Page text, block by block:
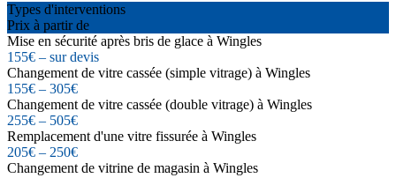
Types d'interventions
Prix à partir de
Mise en sécurité après bris de glace à Wingles
155€ – sur devis
Changement de vitre cassée (simple vitrage) à Wingles
155€ – 305€
Changement de vitre cassée (double vitrage) à Wingles
255€ – 505€
Remplacement d'une vitre fissurée à Wingles
205€ – 250€
Changement de vitrine de magasin à Wingles